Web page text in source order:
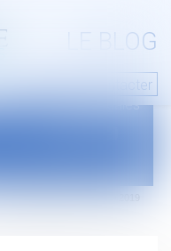
LE BLOG
Nous contacter
Mentions légales